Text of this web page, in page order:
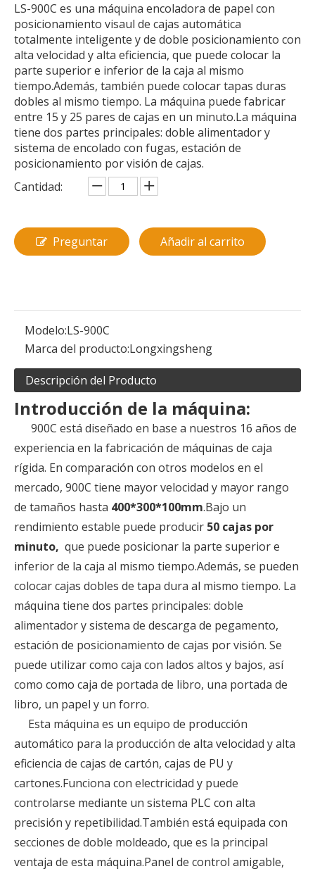
LS-900C es una máquina encoladora de papel con
posicionamiento visaul de cajas automática
totalmente inteligente y de doble posicionamiento con
alta velocidad y alta eficiencia, que puede colocar la
parte superior e inferior de la caja al mismo
tiempo.Además, también puede colocar tapas duras
dobles al mismo tiempo. La máquina puede fabricar
entre 15 y 25 pares de cajas en un minuto.La máquina
tiene dos partes principales: doble alimentador y
sistema de encolado con fugas, estación de
posicionamiento por visión de cajas.
Cantidad:
Preguntar Añadir al carrito
Modelo:LS-900C
Marca del producto:Longxingsheng
Descripción del Producto
Introducción de la máquina:
900C está diseñado en base a nuestros 16 años de
experiencia en la fabricación de máquinas de caja
rígida. En comparación con otros modelos en el
mercado, 900C tiene mayor velocidad y mayor rango
de tamaños hasta 400*300*100mm.Bajo un
rendimiento estable puede producir 50 cajas por
minuto, que puede posicionar la parte superior e
inferior de la caja al mismo tiempo.Además, se pueden
colocar cajas dobles de tapa dura al mismo tiempo. La
máquina tiene dos partes principales: doble
alimentador y sistema de descarga de pegamento,
estación de posicionamiento de cajas por visión. Se
puede utilizar como caja con lados altos y bajos, así
como como caja de portada de libro, una portada de
libro, un papel y un forro.
Esta máquina es un equipo de producción
automático para la producción de alta velocidad y alta
eficiencia de cajas de cartón, cajas de PU y
cartones.Funciona con electricidad y puede
controlarse mediante un sistema PLC con alta
precisión y repetibilidad.También está equipada con
secciones de doble moldeado, que es la principal
ventaja de esta máquina.Panel de control amigable,